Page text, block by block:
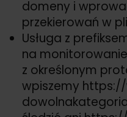
domeny i
przekierowań w
Usługa z
na
z określonym
wpiszemy https://